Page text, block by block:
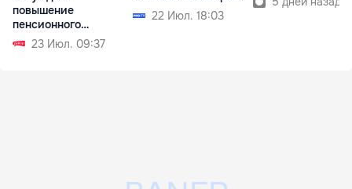
повышение
пенсионного
возраста
23 Июл. 09:37
22 Июл. 18:03